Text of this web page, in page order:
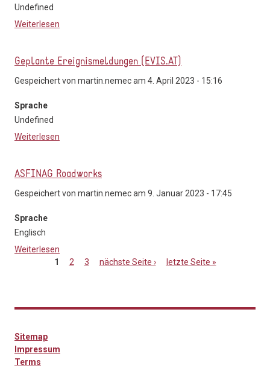
Undefined
Weiterlesen
Geplante Ereignismeldungen (EVIS.AT)
Gespeichert von martin.nemecam 4. April 2023 - 15:16
Sprache
Undefined
Weiterlesen
ASFINAG Roadworks
Gespeichert von martin.nemecam 9. Januar 2023 - 17:45
Sprache
Englisch
Weiterlesen
1 2 3 nächste Seite › letzte Seite »
Sitemap
Impressum
Terms